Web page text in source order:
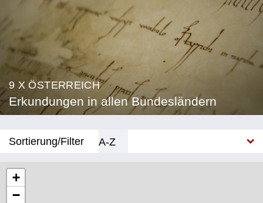
9 X ÖSTERREICH
Erkundungen in allen Bundesländern
Sortierung/Filter
A-Z
+
−